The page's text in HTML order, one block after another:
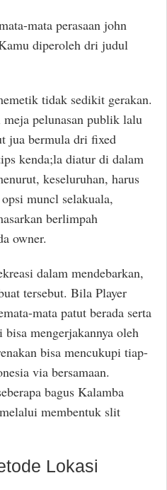
mata perasaan john
diperoleh dri judul
tidak sedikit gerakan.
pelunasan publik lalu
jua bermula dri fixed
kenda;la diatur di dalam
keseluruhan, harus
muncl selakuala,
berlimpah
owner.
dalam mendebarkan,
tersebut. Bila Player
mata patut berada serta
mengerjakannya oleh
bisa mencukupi tiap-
via bersamaan.
bagus Kalamba
membentuk slit
Lokasi